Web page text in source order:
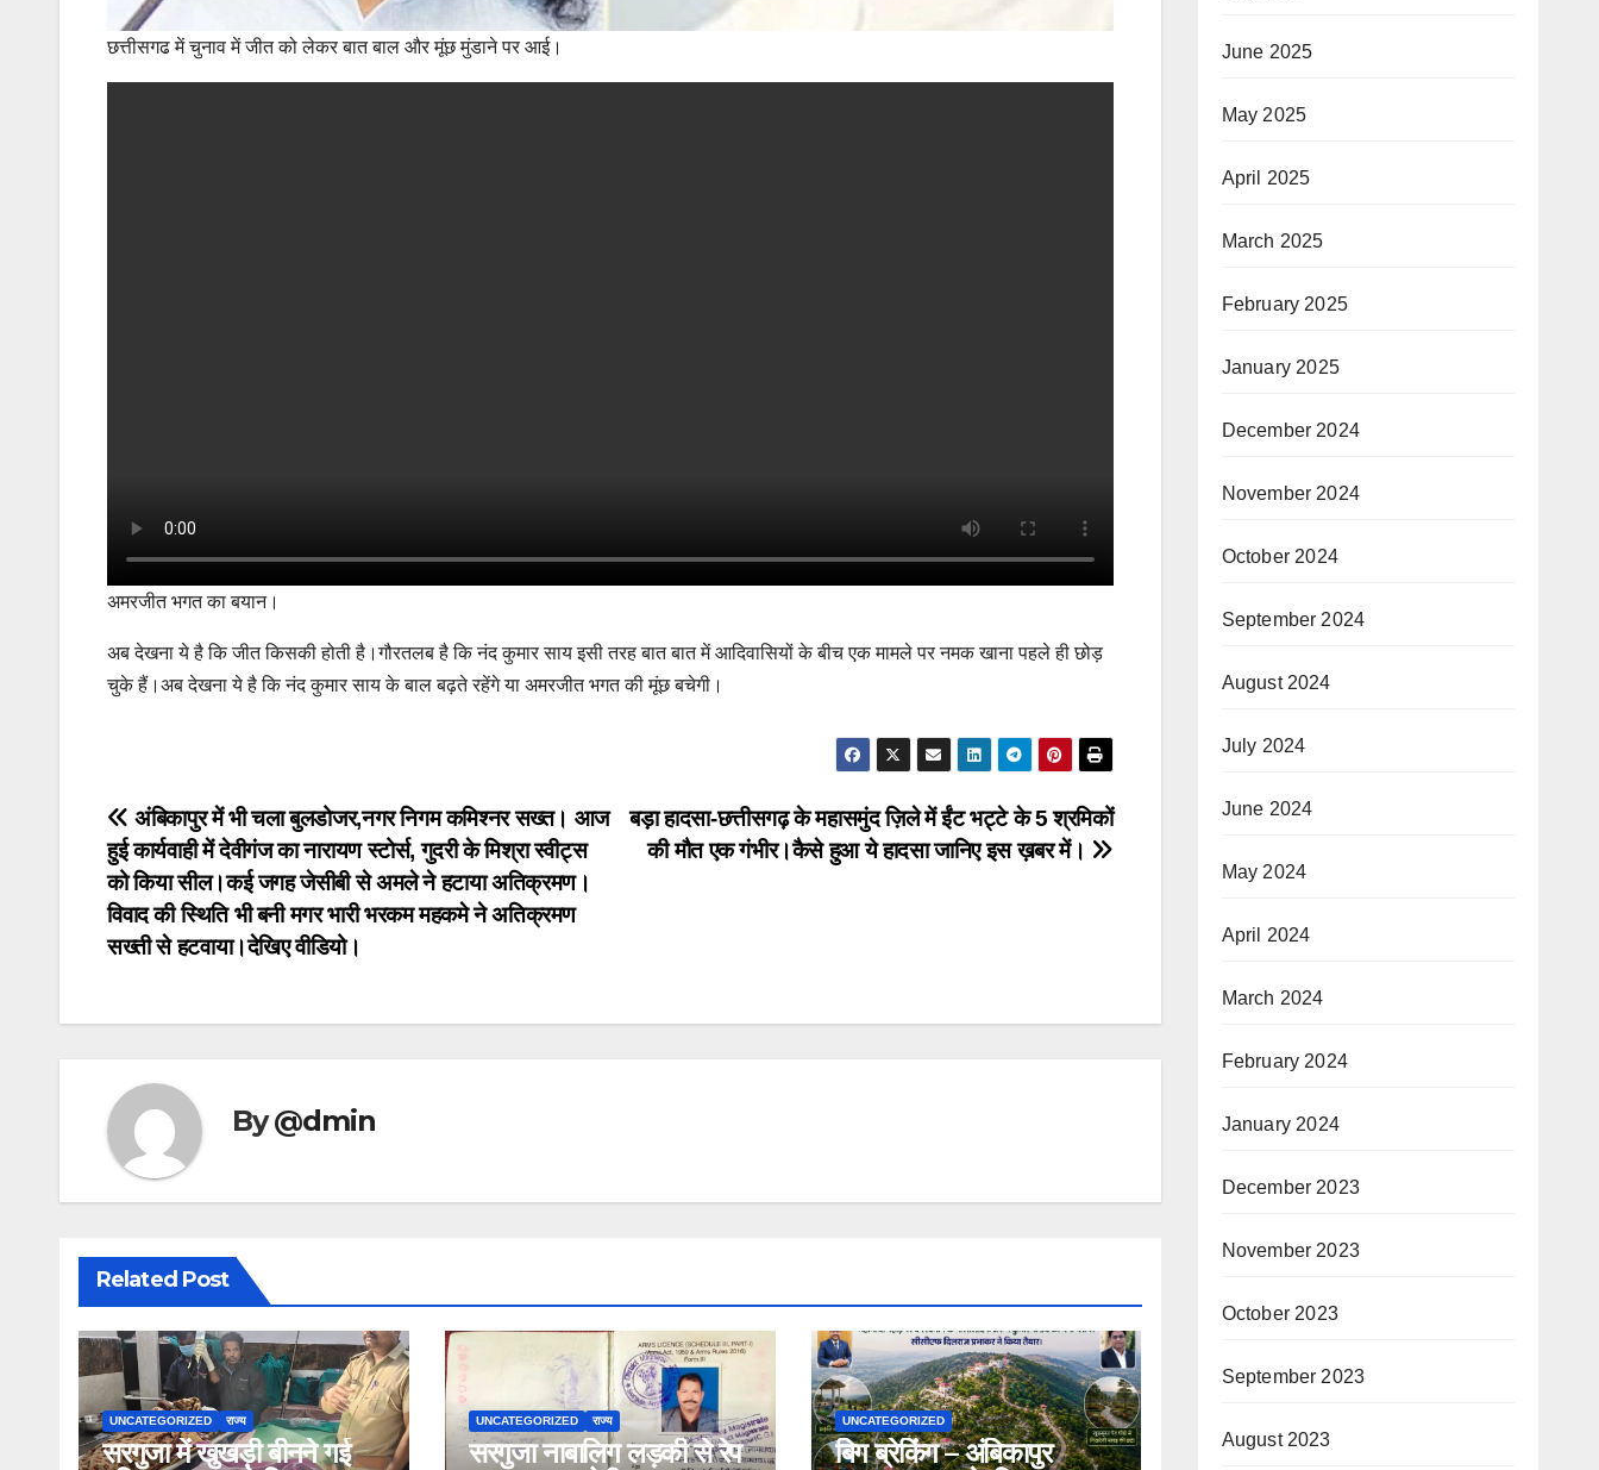
छत्तीसगढ में चुनाव में जीत को लेकर बात बाल और मूंछ मुंडाने पर आई।
अमरजीत भगत का बयान।
अब देखना ये है कि जीत किसकी होती है।गौरतलब है कि नंद कुमार साय इसी तरह बात बात में आदिवासियों के बीच एक मामले पर नमक खाना पहले ही छोड़
चुके हैं।अब देखना ये है कि नंद कुमार साय के बाल बढ़ते रहेंगे या अमरजीत भगत की मूंछ बचेगी।
Post
navigation
बड़ा हादसा-छत्तीसगढ़ के महासमुंद ज़िले में ईंट भट्टे के 5 श्रमिकों
की मौत एक गंभीर।कैसे हुआ ये हादसा जानिए इस ख़बर में।
अंबिकापुर में भी चला बुलडोजर,नगर निगम कमिश्नर सख्त। आज
हुई कार्यवाही में देवीगंज का नारायण स्टोर्स, गुदरी के मिश्रा स्वीट्स
को किया सील।कई जगह जेसीबी से अमले ने हटाया अतिक्रमण।
विवाद की स्थिति भी बनी मगर भारी भरकम महकमे ने अतिक्रमण
सख्ती से हटवाया।देखिए वीडियो।
By@dmin
Related Post
UNCATEGORIZED राज्य
सरगुजा में खुखड़ी बीनने गई
UNCATEGORIZED राज्य
सरगुजा नाबालिग लड़की से रेप
UNCATEGORIZED
बिग ब्रेकिंग – अंबिकापुर
June 2025
May 2025
April 2025
March 2025
February 2025
January 2025
December 2024
November 2024
October 2024
September 2024
August 2024
July 2024
June 2024
May 2024
April 2024
March 2024
February 2024
January 2024
December 2023
November 2023
October 2023
September 2023
August 2023